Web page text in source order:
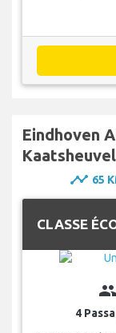
Eindhoven
Kaatsheuvel
timeline 65
CLASSE
group
4